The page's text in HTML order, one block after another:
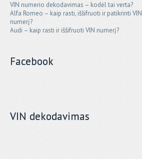
VIN numerio dekodavimas – kodėl tai verta?
Alfa Romeo – kaip rasti, iššifruoti ir patikrinti VIN
numerį?
Audi – kaip rasti ir iššifruoti VIN numerį?
Facebook
VIN dekodavimas